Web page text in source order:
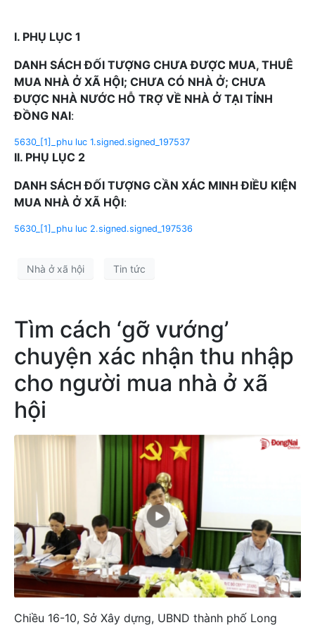
I. PHỤ LỤC 1
DANH SÁCH ĐỐI TƯỢNG CHƯA ĐƯỢC MUA, THUÊ
MUA NHÀ Ở XÃ HỘI; CHƯA CÓ NHÀ Ở; CHƯA
ĐƯỢC NHÀ NƯỚC HỖ TRỢ VỀ NHÀ Ở TẠI TỈNH
ĐỒNG NAI:
5630_[1]_phu luc 1.signed.signed_197537
II. PHỤ LỤC 2
DANH SÁCH ĐỐI TƯỢNG CẦN XÁC MINH ĐIỀU KIỆN
MUA NHÀ Ở XÃ HỘI:
5630_[1]_phu luc 2.signed.signed_197536
Nhà ở xã hội Tin tức
Tìm cách ‘gỡ vướng’
chuyện xác nhận thu nhập
cho người mua nhà ở xã
hội
Chiều 16-10, Sở Xây dựng, UBND thành phố Long